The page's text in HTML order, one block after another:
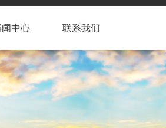
闻中心 联系我们